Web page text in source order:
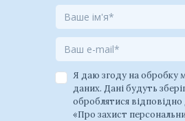
Я даю згоду на обробку
даних. Дані будуть
оброблятися
«Про захист